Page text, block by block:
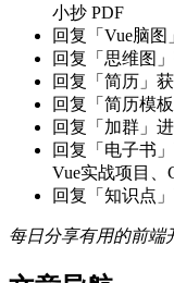
小抄 PDF
回复「Vue脑图
回复「思维图
回复「简历」
回复「简历模
回复「加群」
回复「电子书
Vue实战项目、
回复「知识点
每日分享有用的前端